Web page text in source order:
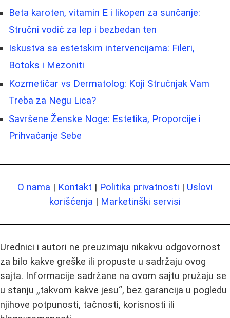
Beta karoten, vitamin E i likopen za sunčanje:
Stručni vodič za lep i bezbedan ten
Iskustva sa estetskim intervencijama: Fileri,
Botoks i Mezoniti
Kozmetičar vs Dermatolog: Koji Stručnjak Vam
Treba za Negu Lica?
Savršene Ženske Noge: Estetika, Proporcije i
Prihvaćanje Sebe
O nama | Kontakt | Politika privatnosti | Uslovi
korišćenja | Marketinški servisi
Urednici i autori ne preuzimaju nikakvu odgovornost
za bilo kakve greške ili propuste u sadržaju ovog
sajta. Informacije sadržane na ovom sajtu pružaju se
u stanju „takvom kakve jesu“, bez garancija u pogledu
njihove potpunosti, tačnosti, korisnosti ili